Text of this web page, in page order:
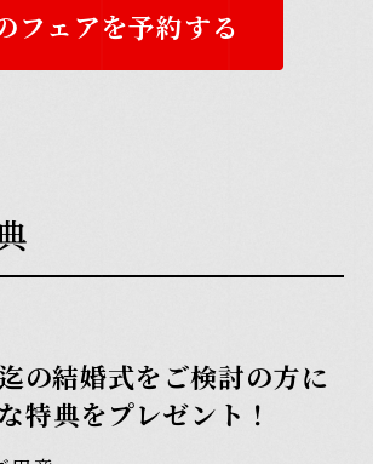
フェアを予約する
の結婚式をご検討の方に
特典をプレゼント！